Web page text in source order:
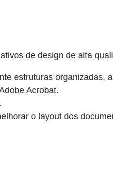
de design de alta
estruturas organizadas,
Acrobat.
o layout dos